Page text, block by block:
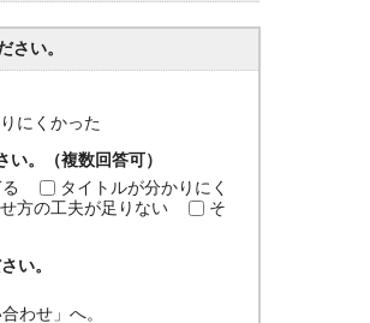
さい。
にくかった
。（複数回答可）
タイトルが分かりにく
方の工夫が足りない
そ
い。
わせ」へ。